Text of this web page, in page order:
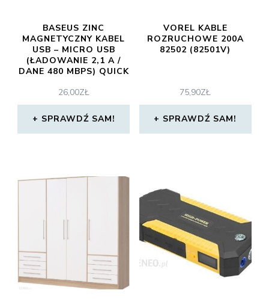
BASEUS ZINC
MAGNETYCZNY KABEL
USB – MICRO USB
(ŁADOWANIE 2,1 A /
DANE 480 MBPS) QUICK
ZIELONY (CAMXC-K06)
(CAMXCK06)
(CAMXCK06)
26,00ZŁ
SPRAWDŹ SAM!
VOREL KABLE
ROZRUCHOWE 200A
82502 (82501V)
75,90ZŁ
SPRAWDŹ SAM!